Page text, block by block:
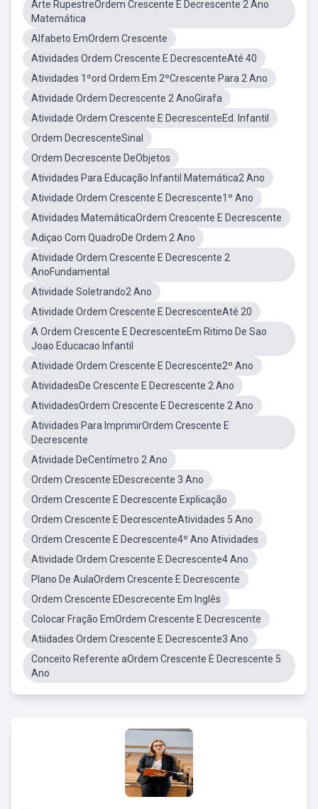
Arte RupestreOrdem Crescente E Decrescente 2 Ano
Matemática
Alfabeto EmOrdem Crescente
Atividades Ordem Crescente E DecrescenteAté 40
Atividades 1ºord Ordem Em 2ºCrescente Para 2 Ano
Atividade Ordem Decrescente 2 AnoGirafa
Atividade Ordem Crescente E DecrescenteEd. Infantil
Ordem DecrescenteSinal
Ordem Decrescente DeObjetos
Atividades Para Educação Infantil Matemática2 Ano
Atividade Ordem Crescente E Decrescente1º Ano
Atividades MatemáticaOrdem Crescente E Decrescente
Adiçao Com QuadroDe Ordem 2 Ano
Atividade Ordem Crescente E Decrescente 2
AnoFundamental
Atividade Soletrando2 Ano
Atividade Ordem Crescente E DecrescenteAté 20
A Ordem Crescente E DecrescenteEm Ritimo De Sao
Joao Educacao Infantil
Atividade Ordem Crescente E Decrescente2º Ano
AtividadesDe Crescente E Decrescente 2 Ano
AtividadesOrdem Crescente E Decrescente 2 Ano
Atividades Para ImprimirOrdem Crescente E
Decrescente
Atividade DeCentímetro 2 Ano
Ordem Crescente EDescrecente 3 Ano
Ordem Crescente E Decrescente Explicação
Ordem Crescente E DecrescenteAtividades 5 Ano
Ordem Crescente E Decrescente4º Ano Atividades
Atividade Ordem Crescente E Decrescente4 Ano
Plano De AulaOrdem Crescente E Decrescente
Ordem Crescente EDescrecente Em Inglês
Colocar Fração EmOrdem Crescente E Decrescente
Atiidades Ordem Crescente E Decrescente3 Ano
Conceito Referente aOrdem Crescente E Decrescente 5
Ano